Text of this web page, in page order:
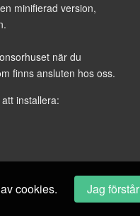
minifierad version,
när du
finns ansluten hos oss.
installera:
cookies. Jag förstår